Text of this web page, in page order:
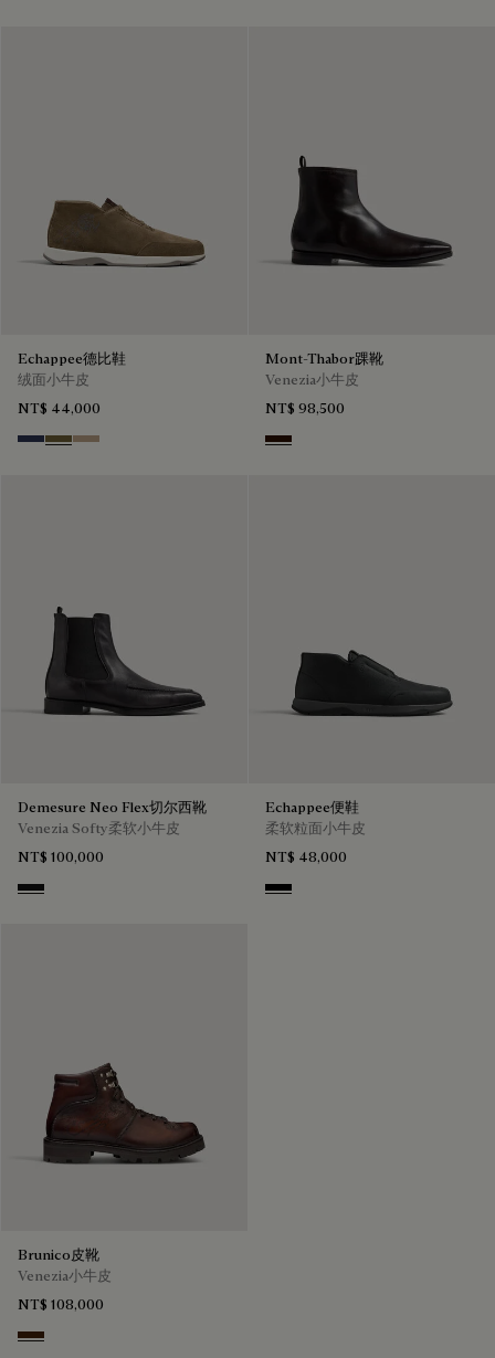
Echappee德比鞋
绒面小牛皮
NT$ 44,000
Blu Pine Green
Beige
Mont-Thabor踝靴
Venezia小牛皮
NT$ 98,500
Fondant
Demesure Neo Flex切尔西靴
Venezia Softy柔软小牛皮
NT$ 100,000
Nero Grigio
Echappee便鞋
柔软粒面小牛皮
NT$ 48,000
Black
Brunico皮靴
Venezia小牛皮
NT$ 108,000
Marrone Intenso